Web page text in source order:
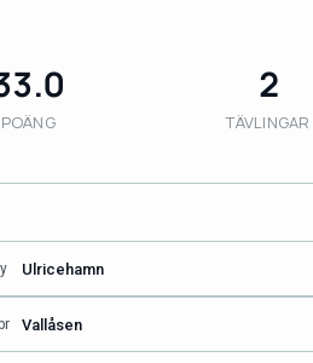
POÄNG
2
TÄVLINGAR
Ulricehamn
Vallåsen